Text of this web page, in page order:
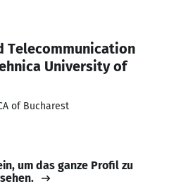
Telecommunication
University of
of Bucharest
um das ganze Profil zu
sehen.